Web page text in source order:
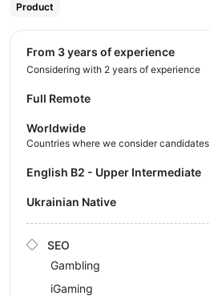
Product
from 3 years of experience
Considering with 2 years of experience
Full Remote
Worldwide
Countries where we consider candidates
English B2 - Upper Intermediate
Ukrainian Native
SEO
Gambling
iGaming